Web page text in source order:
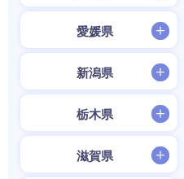
愛媛県
新潟県
栃木県
滋賀県